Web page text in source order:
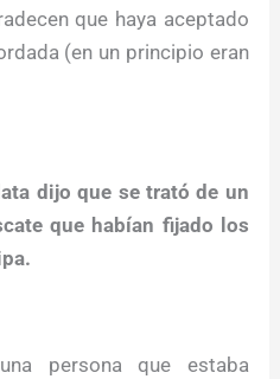
que haya aceptado
(en un principio eran
dijo que se trató de un
que habían fijado los
persona que estaba